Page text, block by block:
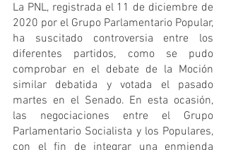
La PNL, registrada el 11 de diciembre de
2020 por el Grupo Parlamentario Popular,
ha suscitado controversia entre los
diferentes partidos, como se pudo
comprobar en el debate de la Moción
similar debatida y votada el pasado
martes en el Senado. En esta ocasión,
las negociaciones entre el Grupo
Parlamentario Socialista y los Populares,